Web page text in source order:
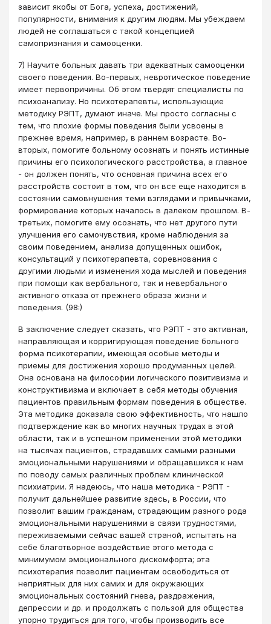
зависит якобы от Бога, успеха, достижений,
популярности, внимания к другим людям. Мы убеждаем
людей не соглашаться с такой концепцией
самопризнания и самооценки.
7) Научите больных давать три адекватных самооценки
своего поведения. Во-первых, невротическое поведение
имеет первопричины. Об этом твердят специалисты по
психоанализу. Но психотерапевты, использующие
методику РЭПТ, думают иначе. Мы просто согласны с
тем, что плохие формы поведения были усвоены в
прежнее время, например, в раннем возрасте. Во-
вторых, помогите больному осознать и понять истинные
причины его психологического расстройства, а главное
- он должен понять, что основная причина всех его
расстройств состоит в том, что он все еще находится в
состоянии самовнушения теми взглядами и привычками,
формирование которых началось в далеком прошлом. В-
третьих, помогите ему осознать, что нет другого пути
улучшения его самочувствия, кроме наблюдения за
своим поведением, анализа допущенных ошибок,
консультаций у психотерапевта, соревнования с
другими людьми и изменения хода мыслей и поведения
при помощи как вербального, так и невербального
активного отказа от прежнего образа жизни и
поведения. (98:)
В заключение следует сказать, что РЭПТ - это активная,
направляющая и корригирующая поведение больного
форма психотерапии, имеющая особые методы и
приемы для достижения хорошо продуманных целей.
Она основана на философии логического позитивизма и
конструктивизма и включает в себя методы обучения
пациентов правильным формам поведения в обществе.
Эта методика доказала свою эффективность, что нашло
подтверждение как во многих научных трудах в этой
области, так и в успешном применении этой методики
на тысячах пациентов, страдавших самыми разными
эмоциональными нарушениями и обращавшихся к нам
по поводу самых различных проблем клинической
психиатрии. Я надеюсь, что наша методика - РЭПТ -
получит дальнейшее развитие здесь, в России, что
позволит вашим гражданам, страдающим разного рода
эмоциональными нарушениями в связи трудностями,
переживаемыми сейчас вашей страной, испытать на
себе благотворное воздействие этого метода с
минимумом эмоционального дискомфорта; эта
психотерапия позволит пациентам освободиться от
неприятных для них самих и для окружающих
эмоциональных состояний гнева, раздражения,
депрессии и др. и продолжать с пользой для общества
упорно трудиться для того, чтобы производить все